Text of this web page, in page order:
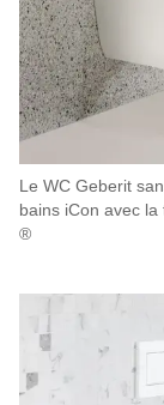
Le WC Geberit
bains iCon avec
®